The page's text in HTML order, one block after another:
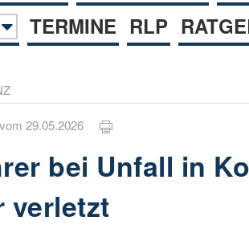
TERMINE RLP
vom 29.05.2026
bei Unfall in
verletzt